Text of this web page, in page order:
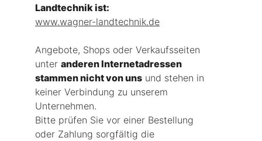
Landtechnik ist:
www.wagner-landtechnik.de
Angebote, Shops oder Verkaufsseiten
unter anderen Internetadressen
stammen nicht von uns und stehen in
keiner Verbindung zu unserem
Unternehmen.
Bitte prüfen Sie vor einer Bestellung
oder Zahlung sorgfältig die